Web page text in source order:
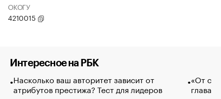
ОКОГУ
4210015
Интересное на РБК
Насколько ваш авторитет зависит от
атрибутов престижа? Тест для лидеров
«От
глава